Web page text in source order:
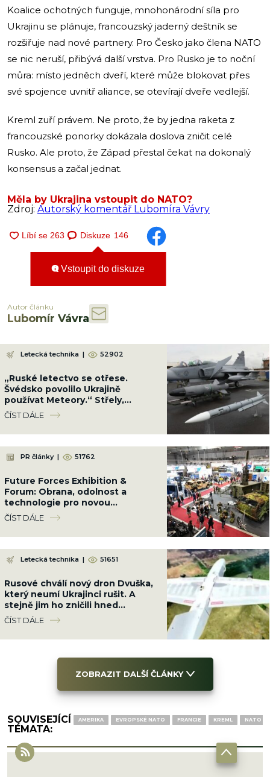
Koalice ochotných funguje, mnohonárodní síla pro
Ukrajinu se plánuje, francouzský jaderný deštník se
rozšiřuje nad nové partnery. Pro Česko jako člena NATO
se nic neruší, přibývá další vrstva. Pro Rusko je to noční
můra: místo jedněch dveří, které může blokovat přes
své spojence uvnitř aliance, se otevírají dveře vedlejší.
Kreml zuří právem. Ne proto, že by jedna raketa z
francouzské ponorky dokázala doslova zničit celé
Rusko. Ale proto, že Západ přestal čekat na dokonalý
konsensus a začal jednat.
Měla by Ukrajina vstoupit do NATO?
Zdroj: Autorský komentář Lubomíra Vávry
Diskuze 146
Vstoupit do diskuze
Autor článku
Lubomír Vávra
Letecká technika | 52902
„Ruské letectvo se otřese.
Švédsko povolilo Ukrajině
používat Meteory.“ Střely,
kterým žádné letadlo neunikne
ČÍST DÁLE
PR články | 51762
Future Forces Exhibition &
Forum: Obrana, odolnost a
technologie pro novou
bezpečnostní realitu
ČÍST DÁLE
Letecká technika | 51651
Rusové chválí nový dron Dvuška,
který neumí Ukrajinci rušit. A
stejně jim ho zničili hned
napoprvé, ani to nedalo práci
ČÍST DÁLE
ZOBRAZIT DALŠÍ ČLÁNKY
SOUVISEJÍCÍ
TÉMATA:
AMERIKA EVROPSKÉ NATO FRANCIE KREML NATO